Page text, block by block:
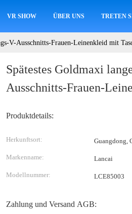
VR SHOW ÜBER UNS TRETEN
V-Ausschnitts-Frauen-Leinenkleid mit
Spätestes Goldmaxi
Ausschnitts-Frauen-
Produktdetails:
Herkunftsort: Guangdong,
Markenname: Lancai
Modellnummer: LCE85003
Zahlung und Versand AGB: